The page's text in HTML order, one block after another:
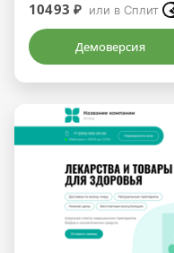
10493 ₽ или в Сплит
Демоверсия